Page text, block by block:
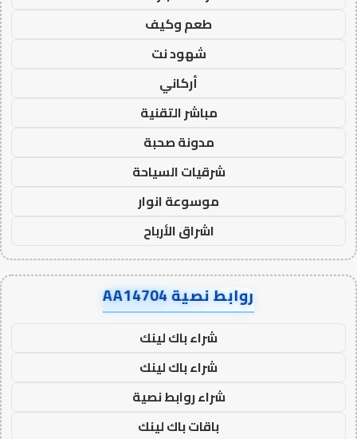
طعم وكيف
شهود نت
أركاني
مباشر التقنية
مدونة صحبة
شرقيات السياحة
موسوعة انوار
اشراق الأرباح
روابط نصية AA14704
شراء باك لينك
شراء باك لينك
شراء روابط نصية
باقات باك لينك